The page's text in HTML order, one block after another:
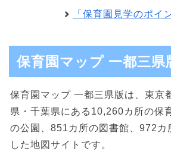
「保育園見学のポイ
保育園マップ 一都三県
保育園マップ 一都三県版は、東京
県・千葉県にある10,260カ所の保
の公園、851カ所の図書館、972カ
した地図サイトです。